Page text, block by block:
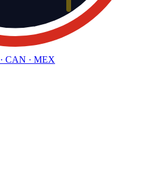
CAN · MEX